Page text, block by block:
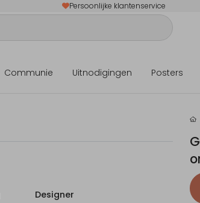
Persoonlijke klantenservice
Communie Uitnodigingen Posters
Designer